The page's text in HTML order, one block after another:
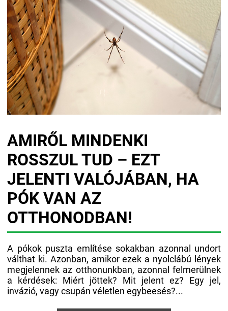
AMIRŐL MINDENKI
ROSSZUL TUD – EZT
JELENTI VALÓJÁBAN, HA
PÓK VAN AZ
OTTHONODBAN!
A pókok puszta említése sokakban azonnal undort
válthat ki. Azonban, amikor ezek a nyolclábú lények
megjelennek az otthonunkban, azonnal felmerülnek
a kérdések: Miért jöttek? Mit jelent ez? Egy jel,
invázió, vagy csupán véletlen egybeesés?...